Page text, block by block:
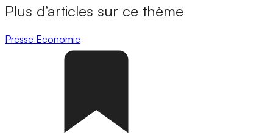
Plus d’articles sur ce thème
Presse Economie